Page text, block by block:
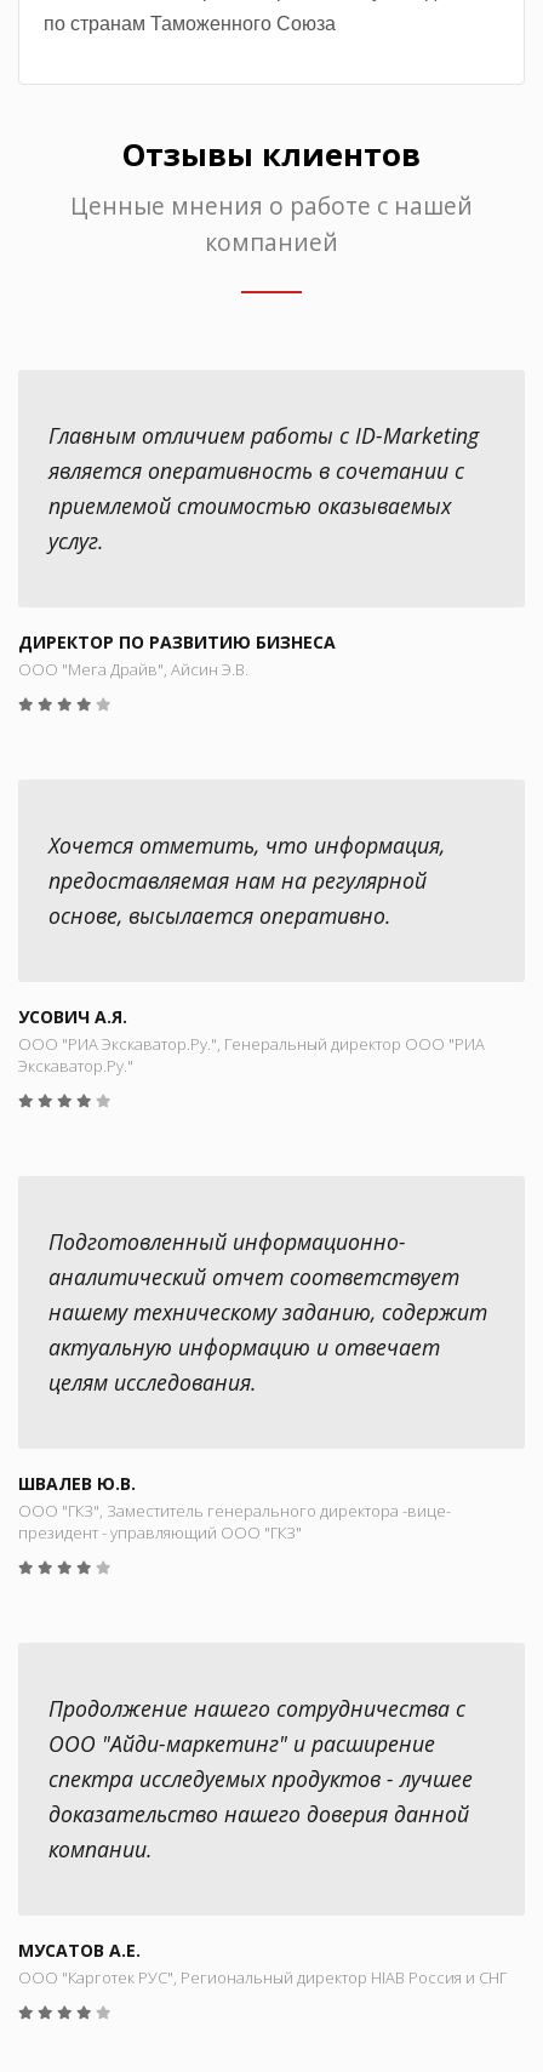
по странам Таможенного Союза
Отзывы клиентов
Ценные мнения о работе с нашей
компанией
Главным отличием работы с ID-Marketing
является оперативность в сочетании с
приемлемой стоимостью оказываемых
услуг.
ДИРЕКТОР ПО РАЗВИТИЮ БИЗНЕСА
ООО "Мега Драйв", Айсин Э.В.
Хочется отметить, что информация,
предоставляемая нам на регулярной
основе, высылается оперативно.
УСОВИЧ А.Я.
ООО "РИА Экскаватор.Ру.", Генеральный директор ООО "РИА
Экскаватор.Ру."
Подготовленный информационно-
аналитический отчет соответствует
нашему техническому заданию, содержит
актуальную информацию и отвечает
целям исследования.
ШВАЛЕВ Ю.В.
ООО "ГКЗ", Заместитель генерального директора -вице-
президент - управляющий ООО "ГКЗ"
Продолжение нашего сотрудничества с
ООО "Айди-маркетинг" и расширение
спектра исследуемых продуктов - лучшее
доказательство нашего доверия данной
компании.
МУСАТОВ А.Е.
ООО "Карготек РУС", Региональный директор HIAB Россия и СНГ